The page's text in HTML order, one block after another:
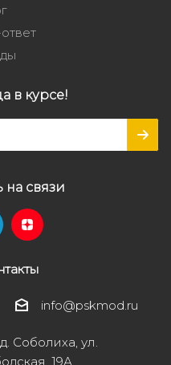
в курсе!
на связи
info@pskmod.ru
Соболиха, ул.
19А